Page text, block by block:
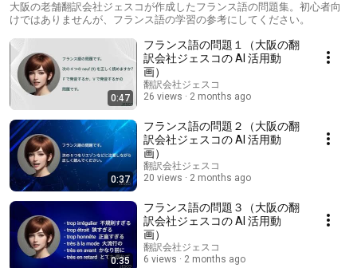
大阪の老舗翻訳会社ジェスコが作成したフランス語の問題集。初心者向
けではありませんが、フランス語の学習の参考にしてください。
0:47
フランス語の問題１（大阪の翻
訳会社ジェスコの AI 活用動
画）
翻訳会社ジェスコ
26 views
2 months ago
0:37
フランス語の問題２（大阪の翻
訳会社ジェスコの AI 活用動
画）
翻訳会社ジェスコ
20 views
2 months ago
0:35
フランス語の問題３（大阪の翻
訳会社ジェスコの AI 活用動
画）
翻訳会社ジェスコ
6 views
2 months ago